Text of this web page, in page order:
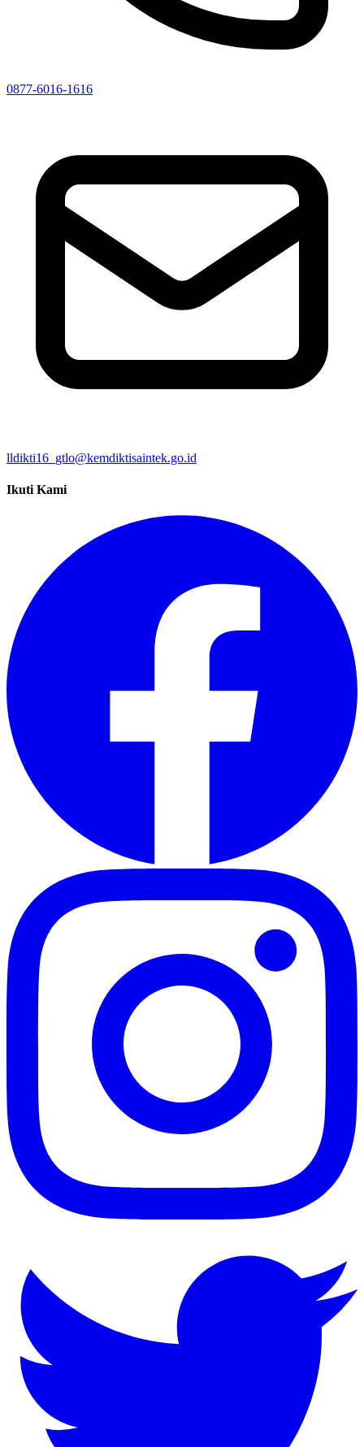
0877-6016-1616
lldikti16_gtlo@kemdiktisaintek.go.id
Ikuti Kami